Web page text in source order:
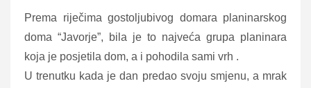
Prema riječima gostoljubivog domara planinarskog
doma “Javorje”, bila je to najveća grupa planinara
koja je posjetila dom, a i pohodila sami vrh .
U trenutku kada je dan predao svoju smjenu, a mrak